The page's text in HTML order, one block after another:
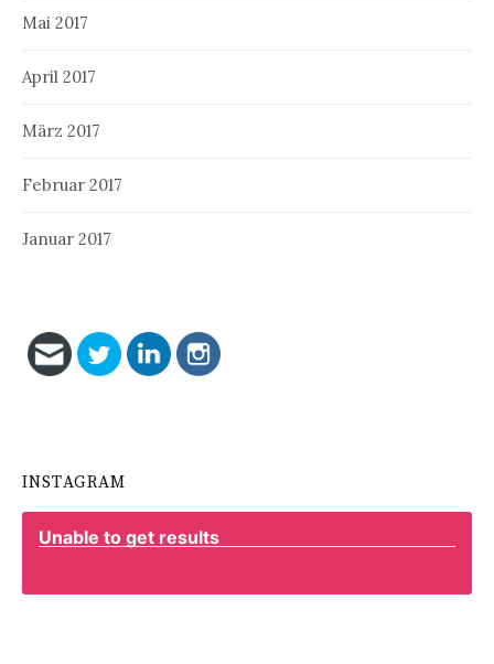
Mai 2017
April 2017
März 2017
Februar 2017
Januar 2017
INSTAGRAM
Unable to get results